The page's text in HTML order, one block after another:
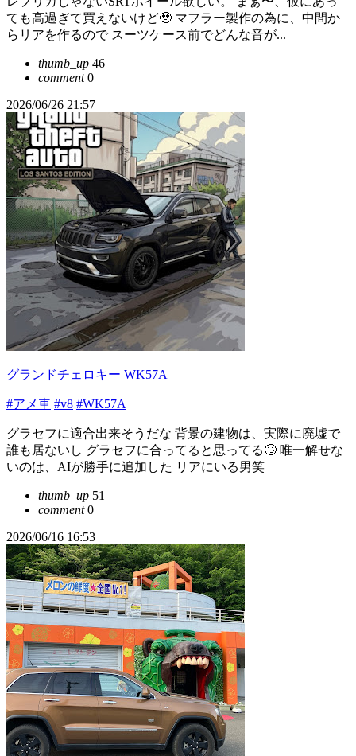
ても高過ぎて買えないけど🥹 マフラー製作の為に、中間か
らリアを作るので スーツケース前でどんな音が...
thumb_up 46
comment0
2026/06/26 21:57
グランドチェロキー WK57A
#アメ車 #v8 #WK57A
グラセフに適合出来そうだな 背景の建物は、実際に廃墟で
誰も居ないし グラセフに合ってると思ってる🙄 唯一解せな
いのは、AIが勝手に追加した リアにいる男笑
thumb_up 51
comment0
2026/06/16 16:53